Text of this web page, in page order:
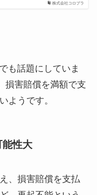
株式会社コロプラ
も話題にしていま
損害賠償を満額で支
ようです。
能性大
、損害賠償を支払